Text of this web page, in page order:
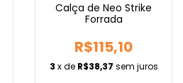
Calça de Neo Strike
Forrada
R$115,10
3 x de R$38,37 sem juros